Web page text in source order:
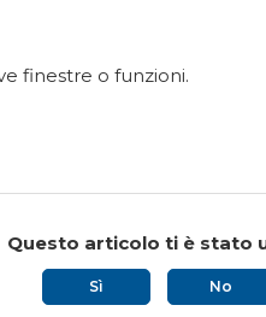
finestre o funzioni.
Questo articolo ti è stato
Sì No